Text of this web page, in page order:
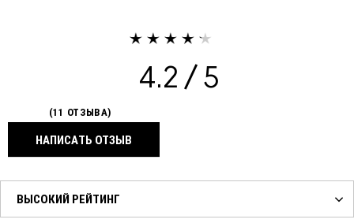
4.2
11 ОТЗЫВА
НАПИСАТЬ ОТЗЫВ